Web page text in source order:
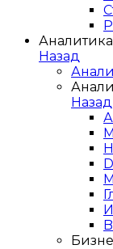
Аналитика
Назад
Назад